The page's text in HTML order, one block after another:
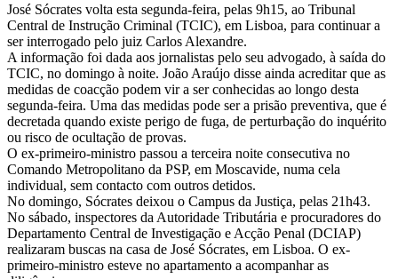
José Sócrates volta esta segunda-feira, pelas 9h15, ao Tribunal
Central de Instrução Criminal (TCIC), em Lisboa, para continuar a
ser interrogado pelo juiz Carlos Alexandre.
A informação foi dada aos jornalistas pelo seu advogado, à saída do
TCIC, no domingo à noite. João Araújo disse ainda acreditar que as
medidas de coacção podem vir a ser conhecidas ao longo desta
segunda-feira. Uma das medidas pode ser a prisão preventiva, que é
decretada quando existe perigo de fuga, de perturbação do inquérito
ou risco de ocultação de provas.
O ex-primeiro-ministro passou a terceira noite consecutiva no
Comando Metropolitano da PSP, em Moscavide, numa cela
individual, sem contacto com outros detidos.
No domingo, Sócrates deixou o Campus da Justiça, pelas 21h43.
No sábado, inspectores da Autoridade Tributária e procuradores do
Departamento Central de Investigação e Acção Penal (DCIAP)
realizaram buscas na casa de José Sócrates, em Lisboa. O ex-
primeiro-ministro esteve no apartamento a acompanhar as